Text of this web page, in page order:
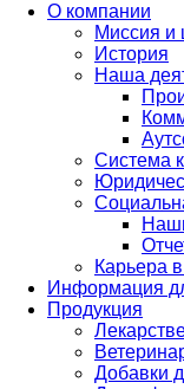
О компании
Миссия и
История
Наша
Система
Карьера
Информация
Продукция
Добавки